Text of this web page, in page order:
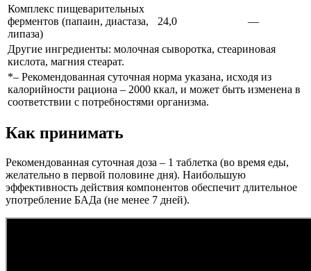
Комплекс пищеварительных
ферментов (папаин, диастаза,
липаза)
24,0 —
Другие ингредиенты: молочная сыворотка, стеариновая
кислота, магния стеарат.
*– Рекомендованная суточная норма указана, исходя из
калорийности рациона – 2000 ккал, и может быть изменена в
соответствии с потребностями организма.
Как принимать
Рекомендованная суточная доза – 1 таблетка (во время еды,
желательно в первой половине дня). Наибольшую
эффективность действия компонентов обеспечит длительное
употребление БАДа (не менее 7 дней).